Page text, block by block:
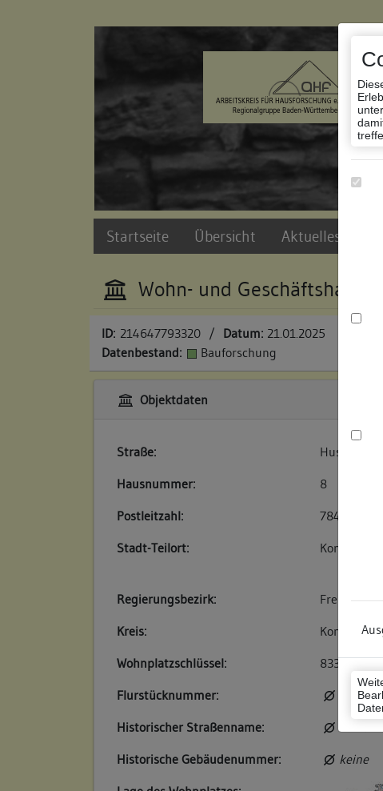
Startseite Übersicht Aktuelles und
Wohn- und Geschäftshaus
ID: 214647793320 / Datum: 21.01.2025
Datenbestand:
Bauforschung
Objektdaten
Straße:
Hausnummer:
8
Postleitzahl:
78462
Stadt-Teilort:
Konstanz
Regierungsbezirk:
Freiburg
Kreis:
Konstanz
Wohnplatzschlüssel:
Flurstücknummer:
keine
Historischer Straßenname:
keiner
Historische Gebäudenummer:
keine